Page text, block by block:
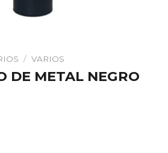
/ VARIOS
DE METAL NEGRO